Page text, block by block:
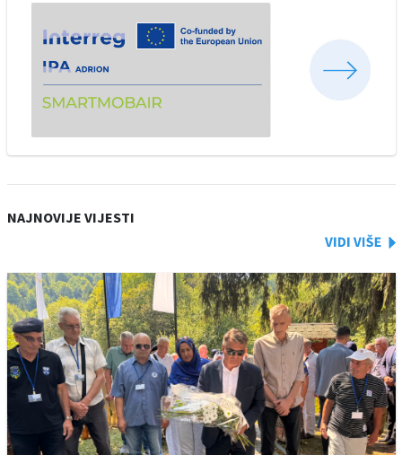
NAJNOVIJE VIJESTI